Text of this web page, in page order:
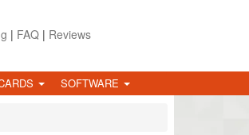
| FAQ| Reviews
SOFTWARE